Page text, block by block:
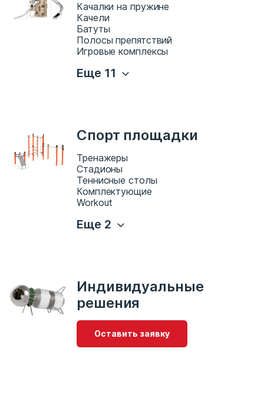
Качалки на пружине
Качели
Батуты
Полосы препятствий
Игровые комплексы
Еще 11
Спорт площадки
Тренажеры
Стадионы
Теннисные столы
Комплектующие
Workout
Еще 2
Индивидуальные
решения
Оставить заявку